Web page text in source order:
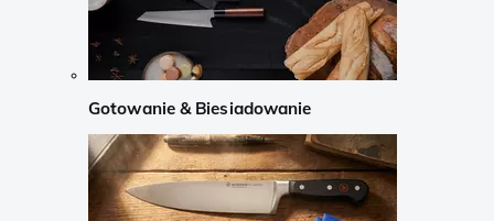
Gotowanie & Biesiadowanie